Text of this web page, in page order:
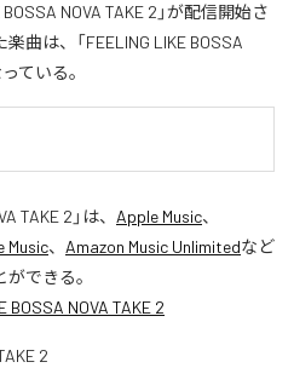
NOVA TAKE 2」が配信開始さ
曲は、「FEELING LIKE BOSSA
ている。
TAKE 2 」は、 Apple Music、
Music、 Amazon Music Unlimitedなど
できる。
BOSSA NOVA TAKE 2